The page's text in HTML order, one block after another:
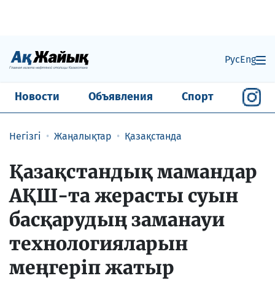
РусEng
Новости Объявления Спорт
Негізгі Жаңалықтар Қазақстанда
Қазақстандық мамандар
АҚШ-та жерасты суын
басқарудың заманауи
технологияларын
меңгеріп жатыр